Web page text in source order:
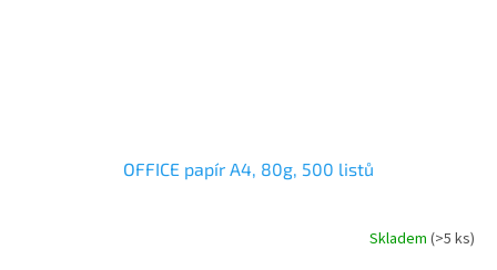
OFFICE papír A4, 80g, 500 listů
Skladem (>5 ks)